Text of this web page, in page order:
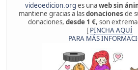
videoedicion.org es unaweb sin
mantiene gracias a lasdonaciones de
donaciones, desde 1 €, son
[ PINCHA AQUÍ
PARA MÁS